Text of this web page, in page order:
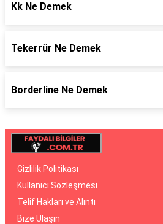
Kk Ne Demek
Tekerrür Ne Demek
Borderline Ne Demek
Gizlilik Politikası
Kullanıcı Sözleşmesi
Telif Hakları ve Alıntı
Bize Ulaşın